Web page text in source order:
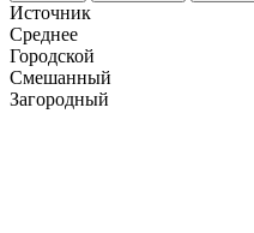
Источник
Среднее
Городской
Смешанный
Загородный